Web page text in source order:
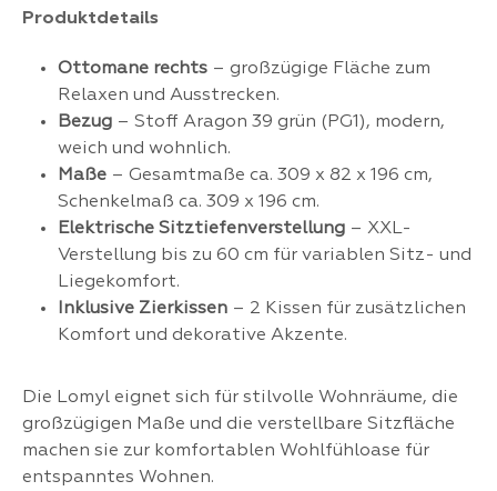
Produktdetails
Ottomane rechts – großzügige Fläche zum
Relaxen und Ausstrecken.
Bezug – Stoff Aragon 39 grün (PG1), modern,
weich und wohnlich.
Maße – Gesamtmaße ca. 309 x 82 x 196 cm,
Schenkelmaß ca. 309 x 196 cm.
Elektrische Sitztiefenverstellung – XXL-
Verstellung bis zu 60 cm für variablen Sitz- und
Liegekomfort.
Inklusive Zierkissen – 2 Kissen für zusätzlichen
Komfort und dekorative Akzente.
Die Lomyl eignet sich für stilvolle Wohnräume, die
großzügigen Maße und die verstellbare Sitzfläche
machen sie zur komfortablen Wohlfühloase für
entspanntes Wohnen.